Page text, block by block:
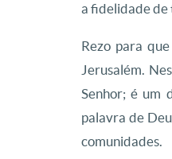
a fidelidade de
Rezo para
Jerusalém.
Senhor; é um
palavra de
comunidades.